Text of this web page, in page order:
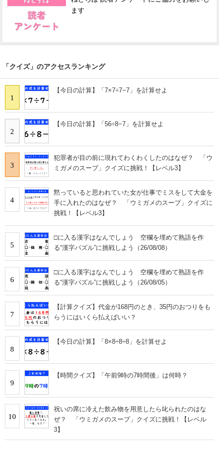
ます
「クイズ」のアクセスランキング
1
【今日の計算】「7×7÷7−7」を計算せよ
2
【今日の計算】「56÷8−7」を計算せよ
3
犯罪者が目の前に現れてわくわくしたのはなぜ？ 「ウ
ミガメのスープ」クイズに挑戦！【レベル3】
4
黙っていると思われていた女が仕事でミスをして大金を
手に入れたのはなぜ？ 「ウミガメのスープ」クイズに
挑戦！【レベル3】
5
□に入る漢字はなんでしょう 空欄を埋めて熟語を作
る“漢字パズル”に挑戦しよう（26/08/08）
6
□に入る漢字はなんでしょう 空欄を埋めて熟語を作
る“漢字パズル”に挑戦しよう（26/08/05）
7
【計算クイズ】代金が168円のとき、35円のおつりをも
らうにはいくら払えばいい？
8
【今日の計算】「8×8÷8÷8」を計算せよ
9
【時間クイズ】「午前9時の7時間後」は何時？
10
祝いの席に冷えた飲み物を用意したら叱られたのはな
ぜ？ 「ウミガメのスープ」クイズに挑戦！【レベル
3】